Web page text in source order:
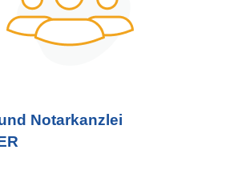
Notarkanzlei